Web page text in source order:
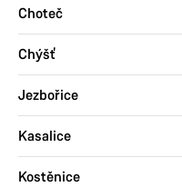
Choteč
Chýšť
Jezbořice
Kasalice
Kostěnice